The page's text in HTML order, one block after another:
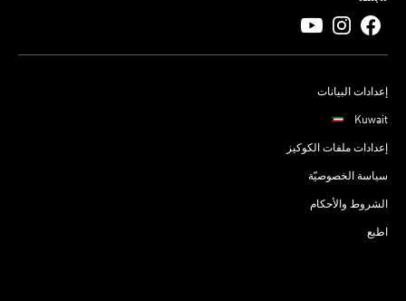
إعدادات البيانات
Kuwait
إعدادات ملفات الكوكيز
سياسة الخصوصيّة
الشروط والأحكام
اطبع